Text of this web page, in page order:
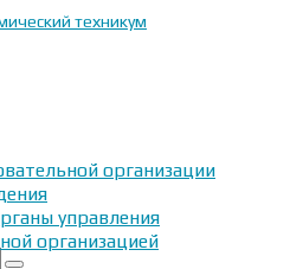
организации
управления
организацией